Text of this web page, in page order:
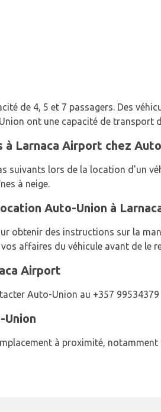
de 4, 5 et 7 passagers. Des
ont une capacité de transport
Larnaca Airport chez
suivants lors de la location d'un
à neige.
Auto-Union à
obtenir des instructions sur la
affaires du véhicule avant de le
Airport
Auto-Union au +357 99534379
Union
à proximité, notamment